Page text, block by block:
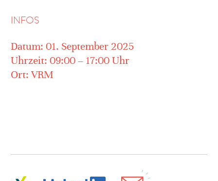
INFOS
Datum: 01. September 2025
Uhrzeit: 09:00 – 17:00 Uhr
Ort: VRM